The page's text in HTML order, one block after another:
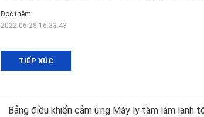
TIẾP XÚC
Đọc thêm
2022-06-28 16:33:43
Bảng điều khiển cảm ứng Máy ly tâm làm lạnh